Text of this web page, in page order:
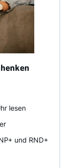
lesen
und RND+